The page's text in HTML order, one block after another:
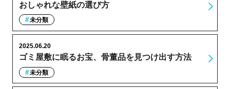
おしゃれな壁紙の選び方
未分類
ゴミ屋敷に眠るお宝、骨董品を見つけ出す方法
2025.06.20
未分類